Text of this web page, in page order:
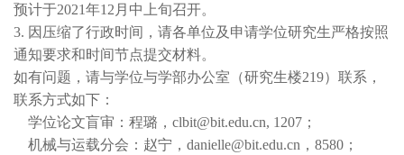
预计于2021年12月中上旬召开。
3. 因压缩了行政时间，请各单位及申请学位研究生严格按照
通知要求和时间节点提交材料。
如有问题，请与学位与学部办公室（研究生楼219）联系，
联系方式如下：
学位论文盲审：程璐，clbit@bit.edu.cn, 1207；
机械与运载分会：赵宁，danielle@bit.edu.cn，8580；